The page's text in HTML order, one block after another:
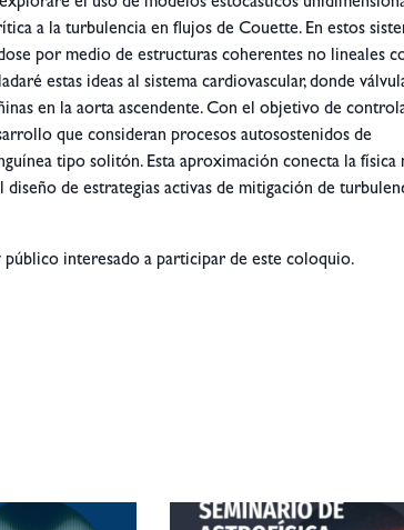
el uso de modelos estocásticos
a la turbulencia en flujos de Couette. En estos
por medio de estructuras coherentes no lineales
estas ideas al sistema cardiovascular, donde
en la aorta ascendente. Con el objetivo de
que consideran procesos autosostenidos de
tipo solitón. Esta aproximación conecta la física
de estrategias activas de mitigación de
interesado a participar de este coloquio.